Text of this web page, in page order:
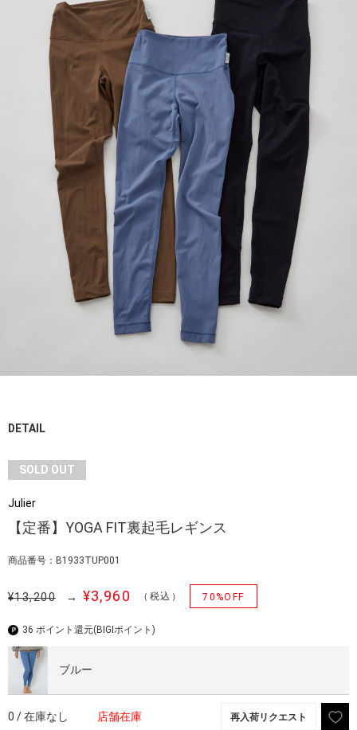
DETAIL
SOLD OUT
Julier
【定番】YOGA FIT裏起毛レギンス
商品番号：B1933TUP001
¥13,200 → ¥3,960 （税込） 70%OFF
36 ポイント還元(BIGIポイント)
ブルー
0 / 在庫なし 店舗在庫 再入荷リクエスト